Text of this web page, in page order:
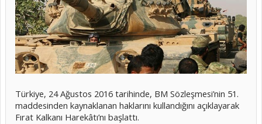
Türkiye, 24 Ağustos 2016 tarihinde, BM Sözleşmesi’nin 51.
maddesinden kaynaklanan haklarını kullandığını açıklayarak
Fırat Kalkanı Harekâtı’nı başlattı.